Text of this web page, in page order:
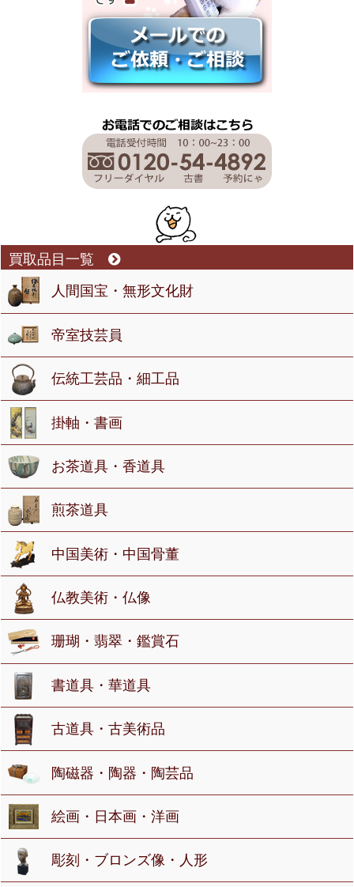
買取品目一覧
人間国宝・無形文化財
帝室技芸員
伝統工芸品・細工品
掛軸・書画
お茶道具・香道具
煎茶道具
中国美術・中国骨董
仏教美術・仏像
珊瑚・翡翠・鑑賞石
書道具・華道具
古道具・古美術品
陶磁器・陶器・陶芸品
絵画・日本画・洋画
彫刻・ブロンズ像・人形